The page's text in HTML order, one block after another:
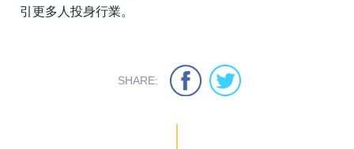
引更多人投身行業。
SHARE: